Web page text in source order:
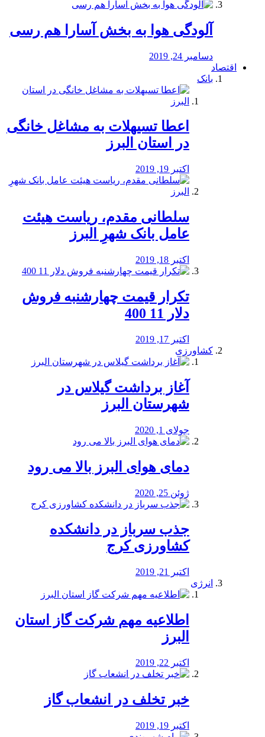
آلودگی هوا به بخش آسارا هم رسی
دسامبر 24, 2019
اقتصاد
بانک
️اعطا تسیهلات به مشاغل خانگی
در استان البرز
اکتبر 19, 2019
سلطانی مقدم، ریاست هیئت
عامل بانک شهرِ البرز
اکتبر 18, 2019
تکرار قیمت چهارشنبه فروش
دلار 11 400
اکتبر 17, 2019
کشاورزی
آغاز برداشت گیلاس در
شهرستان البرز
جولای 1, 2020
دمای هوای البرز بالا می رود
ژوئن 25, 2020
جذب سرباز در دانشکده
کشاورزی کرج
اکتبر 21, 2019
انرژی
️اطلاعیه مهم شرکت گاز استان
البرز
اکتبر 22, 2019
خبر تخلف در انشعاب گاز
اکتبر 19, 2019